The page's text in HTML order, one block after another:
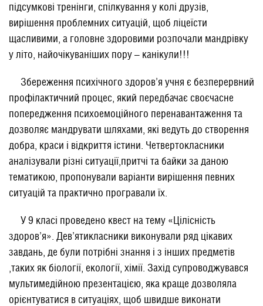
підсумкові тренінги, спілкування у колі друзів,
вирішення проблемних ситуацій, щоб ліцеїсти
щасливими, а головне здоровими розпочали мандрівку
у літо, найочікуваніших пору – канікули!!!
Збереження психічного здоров’я учня є безперервний
профілактичний процес, який передбачає своєчасне
попередження психоемоційного перенавантаження та
дозволяє мандрувати шляхами, які ведуть до створення
добра, краси і відкриття істини. Четвертокласники
аналізували різні ситуації,притчі та байки за даною
тематикою, пропонували варіанти вирішення певних
ситуацій та практично програвали їх.
У 9 класі проведено квест на тему «Цілісність
здоров’я». Дев’ятикласники виконували ряд цікавих
завдань, де були потрібні знання і з інших предметів
,таких як біології, екології, хімії. Захід супроводжувався
мультимедійною презентацією, яка краще дозволяла
орієнтуватися в ситуаціях, щоб швидше виконати